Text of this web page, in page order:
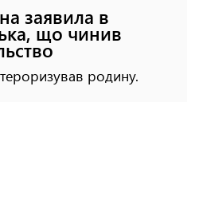
заявила в
що чинив
родину.